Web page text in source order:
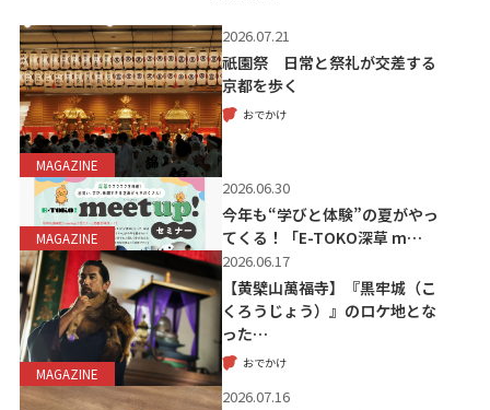
MAGAZINE
2026.07.21
祇園祭 日常と祭礼が交差する
京都を歩く
おでかけ
MAGAZINE
2026.06.30
今年も“学びと体験”の夏がやっ
てくる！「E-TOKO深草 m…
MAGAZINE
2026.06.17
【黄檗山萬福寺】『黒牢城（こ
くろうじょう）』のロケ地とな
った…
おでかけ
2026.07.16